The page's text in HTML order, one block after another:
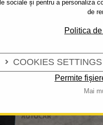
sociale și pentru a personaliza
de
Politica
 COOKIES SETTINGS
Permite
Mai